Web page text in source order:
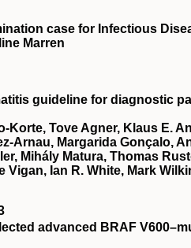
case for Infectious
Marren
guideline for diagnostic
Tove Agner, Klaus E.
Margarida Gonçalo,
Mihály Matura, Thomas
Vigan, Ian R. White, Mark
advanced BRAF